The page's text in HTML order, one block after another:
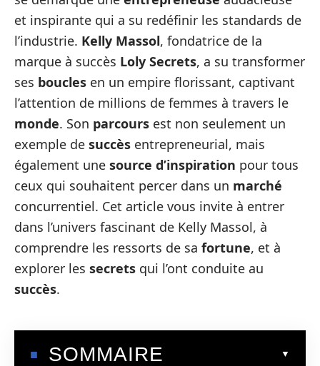
et inspirante qui a su redéfinir les standards de
l’industrie. Kelly Massol, fondatrice de la
marque à succès Loly Secrets, a su transformer
ses boucles en un empire florissant, captivant
l’attention de millions de femmes à travers le
monde. Son parcours est non seulement un
exemple de succès entrepreneurial, mais
également une source d’inspiration pour tous
ceux qui souhaitent percer dans un marché
concurrentiel. Cet article vous invite à entrer
dans l’univers fascinant de Kelly Massol, à
comprendre les ressorts de sa fortune, et à
explorer les secrets qui l’ont conduite au
succès.
SOMMAIRE